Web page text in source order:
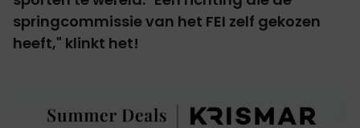
springcommissie van het FEI zelf gekozen
heeft," klinkt het!